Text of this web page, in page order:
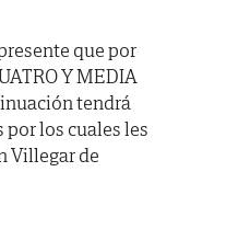
que por
Y MEDIA
tendrá
los cuales les
Villegar de